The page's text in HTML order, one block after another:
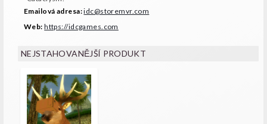
Emailová adresa:idc@storemvr.com
Web:https://idcgames.com
NEJSTAHOVANĚJŠÍ PRODUKT